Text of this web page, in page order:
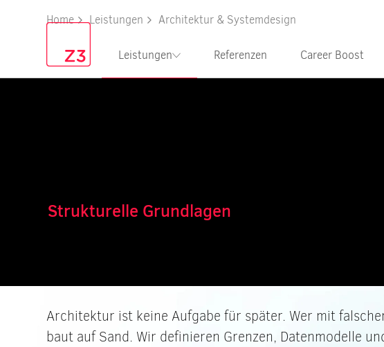
Home Leistungen Architektur & Systemdesign
Leistungen Referenzen Career Boost
Strukturelle Grundlagen
Architektur ist keine Aufgabe für später. Wer mit
baut auf Sand. Wir definieren Grenzen, Datenmodelle